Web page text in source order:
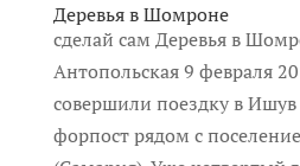
Деревья в Шомроне
сделай сам Деревья в
Антопольская 9 февраля
совершили поездку в Ишув
форпост рядом с